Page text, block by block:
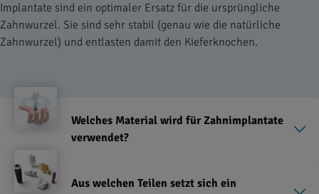
Implantate sind ein optimaler Ersatz für die ursprüngliche
Zahnwurzel. Sie sind sehr stabil (genau wie die natürliche
Zahnwurzel) und entlasten damit den Kieferknochen.
Welches Material wird für Zahnimplantate
verwendet?
Aus welchen Teilen setzt sich ein